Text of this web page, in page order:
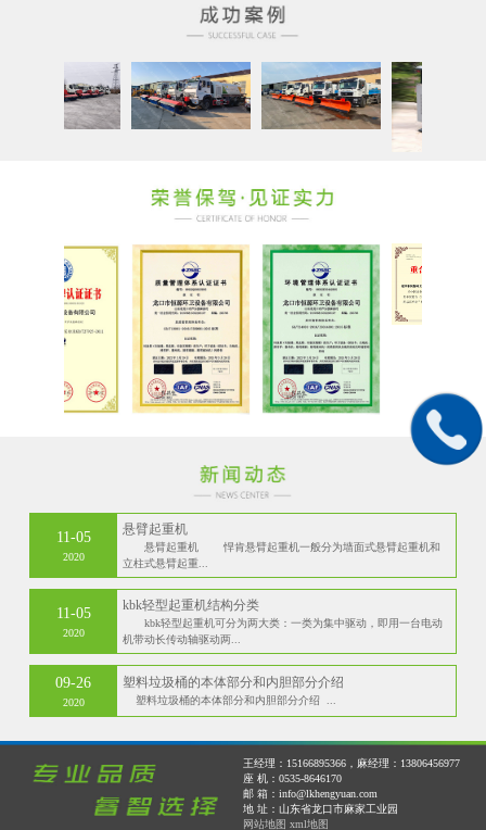
11-05
2020
悬臂起重机
悬臂起重机 悍肯悬臂起重机一般分为墙面式悬臂起重机和
立柱式悬臂起重...
11-05
2020
kbk轻型起重机结构分类
kbk轻型起重机可分为两大类：一类为集中驱动，即用一台电动
机带动长传动轴驱动两...
09-26
2020
塑料垃圾桶的本体部分和内胆部分介绍
塑料垃圾桶的本体部分和内胆部分介绍 ...
王经理：15166895366，麻经理：13806456977
座 机：0535-8646170
邮 箱：info@lkhengyuan.com
地 址：山东省龙口市麻家工业园
网站地图 xml地图